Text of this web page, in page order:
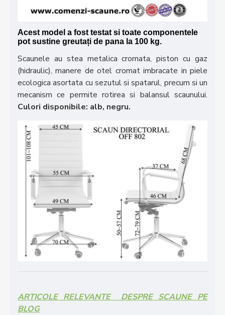
Acest model a fost testat si toate componentele
pot sustine greutați de pana la 100 kg.
Scaunele au stea metalica cromata, piston cu gaz
(hidraulic), manere de otel cromat imbracate in piele
ecologica asortata cu sezutul si spatarul, precum si un
mecanism ce permite rotirea si balansul scaunului.
Culori disponibile: alb, negru.
ARTICOLE RELEVANTE DESPRE SCAUNE PE
BLOG